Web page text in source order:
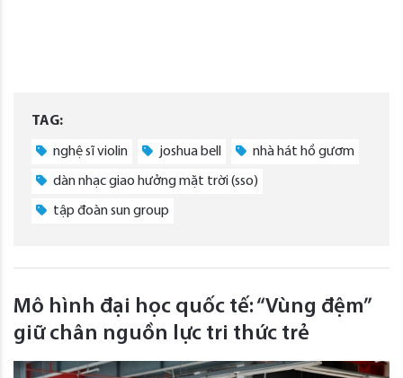
TAG:
nghệ sĩ violin joshua bell nhà hát hồ gươm
dàn nhạc giao hưởng mặt trời (sso)
tập đoàn sun group
Mô hình đại học quốc tế: “Vùng đệm”
giữ chân nguồn lực tri thức trẻ